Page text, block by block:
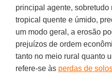
principal agente, sobretudo
tropical quente e úmido,
um modo geral, a erosão
prejuízos de ordem
tanto no meio rural quanto
refere-se às perdas de